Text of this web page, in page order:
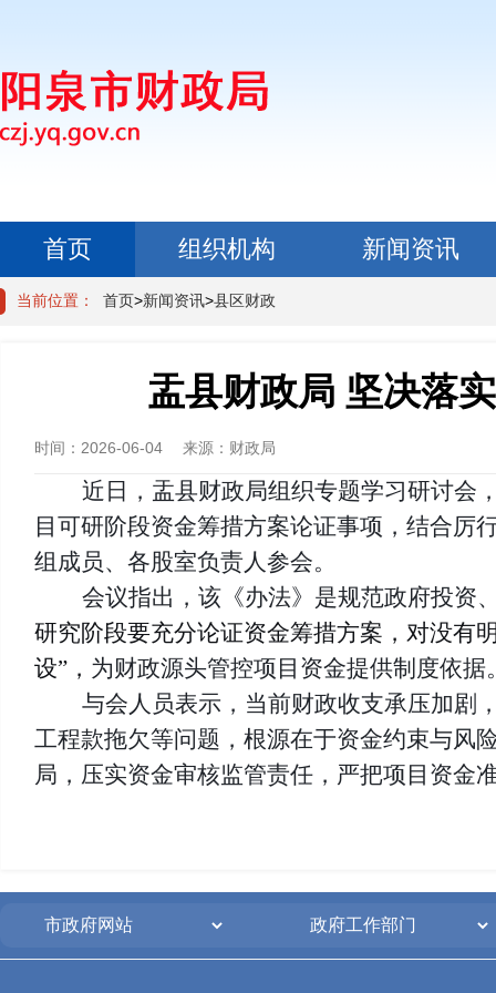
首页 组织机构
新闻资讯
政民互动
当前位置： 首页>新闻资讯>县区财政
盂县财政局 坚决落
时间： 2026-06-04 来源： 财政局
近日，盂县财政局组织专题学习研讨会
目可研阶段资金筹措方案论证事项，结合厉
组成员、各股室负责人参会。
会议指出，该《办法》是规范政府投资
研究阶段要充分论证资金筹措方案，对没有
设”， 为财政源头管控项目资金提供制度依据
与会人员表示，当前财政收支承压加剧
工程款拖欠等问题，根源在于资金约束与风
局，压实资金审核监管责任，严把项目资金